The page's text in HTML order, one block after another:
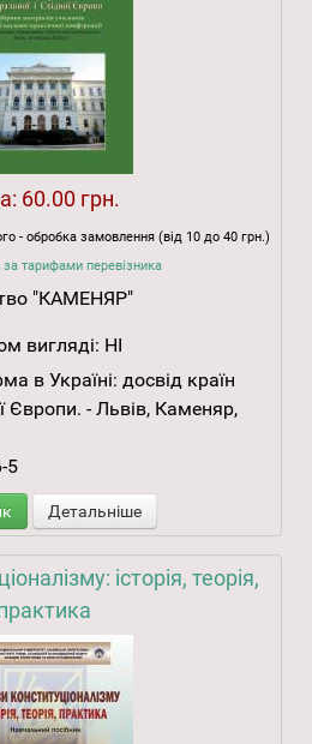
60.00 грн.
- обробка замовлення (від 10 до 40 грн.)
тарифами перевізника
"КАМЕНЯР"
вигляді: НІ
в Україні: досвід країн
Європи. - Львів, Каменяр,
5
Детальніше
історія, теорія,